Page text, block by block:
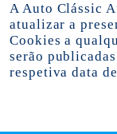
A Auto Clássic
atualizar a
Cookies a
serão
respetiva data